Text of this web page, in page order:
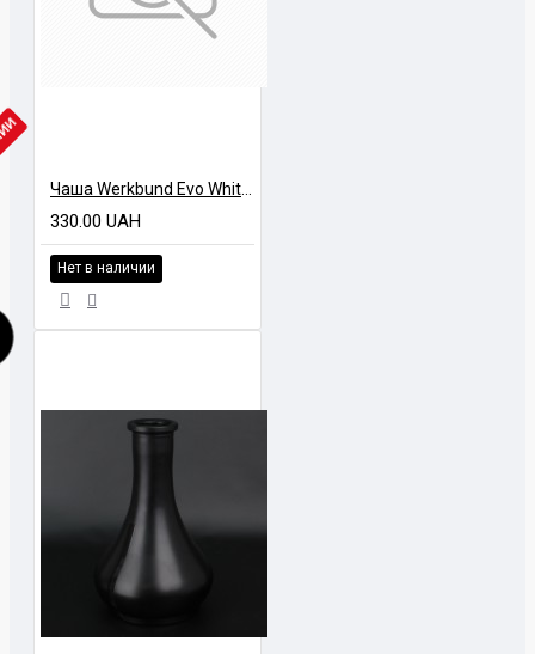
330.00 UAH
Нет в наличии